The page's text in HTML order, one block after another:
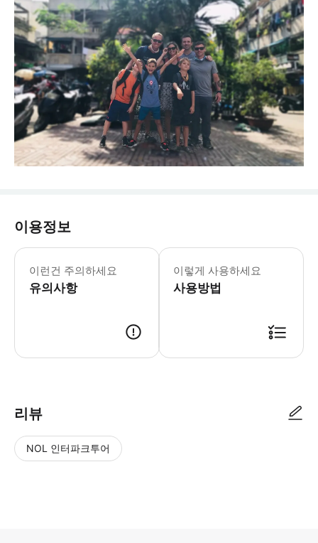
이용정보
이런건 주의하세요
유의사항
- Tips: * 현지인의 거주 지역을 지나
이렇게 사용하세요
사용방법
리뷰
NOL 인터파크투어